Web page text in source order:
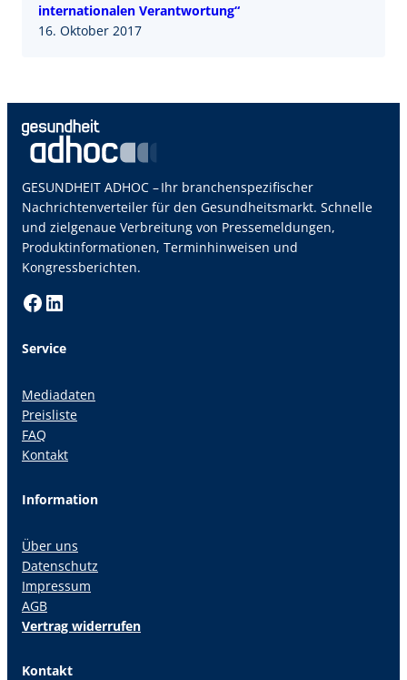
internationalen Verantwortung“
16. Oktober 2017
GESUNDHEIT ADHOC – Ihr branchenspezifischer
Nachrichtenverteiler für den Gesundheitsmarkt. Schnelle
und zielgenaue Verbreitung von Pressemeldungen,
Produktinformationen, Terminhinweisen und
Kongressberichten.
Facebook LinkedIn
Service
Mediadaten
Preisliste
FAQ
Kontakt
Information
Über uns
Datenschutz
Impressum
AGB
Vertrag widerrufen
Kontakt